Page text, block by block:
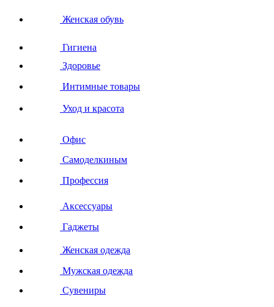
Женская обувь
Гигиена
Здоровье
Интимные товары
Уход и красота
Офис
Самоделкиным
Профессия
Аксессуары
Гаджеты
Женская одежда
Мужская одежда
Сувениры